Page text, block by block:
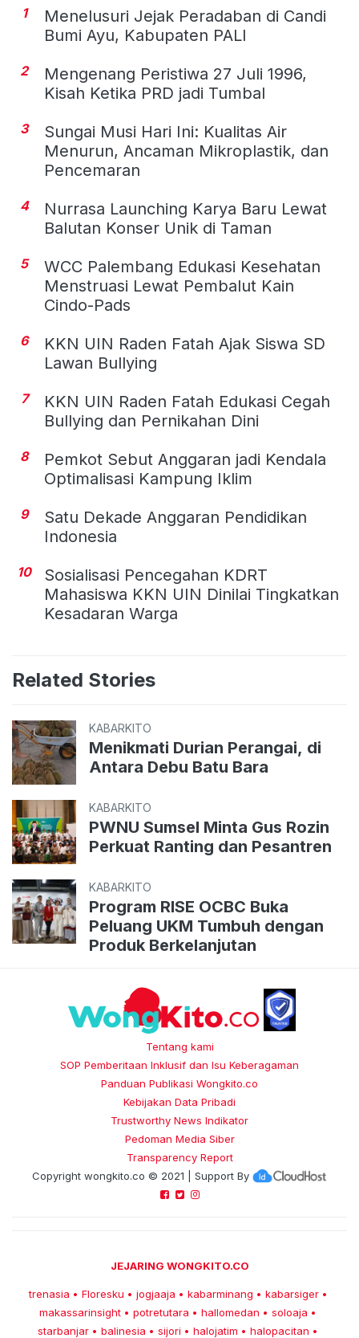
1
Menelusuri Jejak Peradaban di Candi
Bumi Ayu, Kabupaten PALI
2
Mengenang Peristiwa 27 Juli 1996,
Kisah Ketika PRD jadi Tumbal
3
Sungai Musi Hari Ini: Kualitas Air
Menurun, Ancaman Mikroplastik, dan
Pencemaran
4
Nurrasa Launching Karya Baru Lewat
Balutan Konser Unik di Taman
5
WCC Palembang Edukasi Kesehatan
Menstruasi Lewat Pembalut Kain
Cindo-Pads
6
KKN UIN Raden Fatah Ajak Siswa SD
Lawan Bullying
7
KKN UIN Raden Fatah Edukasi Cegah
Bullying dan Pernikahan Dini
8
Pemkot Sebut Anggaran jadi Kendala
Optimalisasi Kampung Iklim
9
Satu Dekade Anggaran Pendidikan
Indonesia
10
Sosialisasi Pencegahan KDRT
Mahasiswa KKN UIN Dinilai Tingkatkan
Kesadaran Warga
Related Stories
KABARKITO
Menikmati Durian Perangai, di
Antara Debu Batu Bara
KABARKITO
PWNU Sumsel Minta Gus Rozin
Perkuat Ranting dan Pesantren
KABARKITO
Program RISE OCBC Buka
Peluang UKM Tumbuh dengan
Produk Berkelanjutan
Tentang kami
SOP Pemberitaan Inklusif dan Isu Keberagaman
Panduan Publikasi Wongkito.co
Kebijakan Data Pribadi
Trustworthy News Indikator
Pedoman Media Siber
Transparency Report
Copyright wongkito.co © 2021 | Support By
JEJARING WONGKITO.CO
trenasia • Floresku • jogjaaja • kabarminang • kabarsiger •
makassarinsight • potretutara • hallomedan • soloaja •
starbanjar • balinesia • sijori • halojatim • halopacitan •